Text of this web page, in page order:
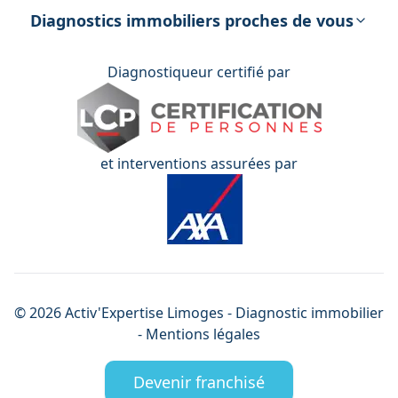
énergétique
Diagnostics immobiliers proches de vous
Diagnostiqueur certifié par
et interventions assurées par
©2026Activ'Expertise Limoges - Diagnostic immobilier
- Mentions légales
Devenir franchisé